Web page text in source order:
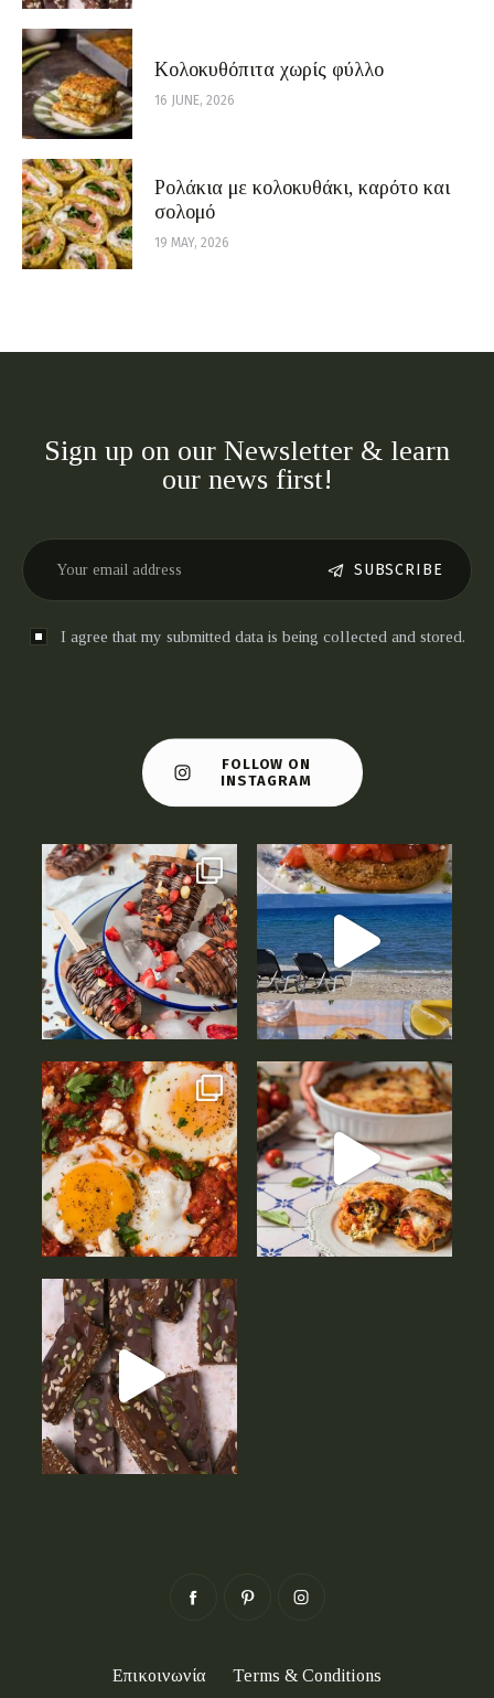
Κολοκυθόπιτα χωρίς φύλλο
16 JUNE, 2026
Ρολάκια με κολοκυθάκι, καρότο και
σολομό
19 MAY, 2026
Sign up on our Newsletter & learn
our news first!
SUBSCRIBE
I agree that my submitted data is being collected and stored.
FOLLOW ON
INSTAGRAM
Επικοινωνία Terms & Conditions